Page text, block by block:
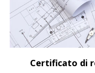
Certificato di